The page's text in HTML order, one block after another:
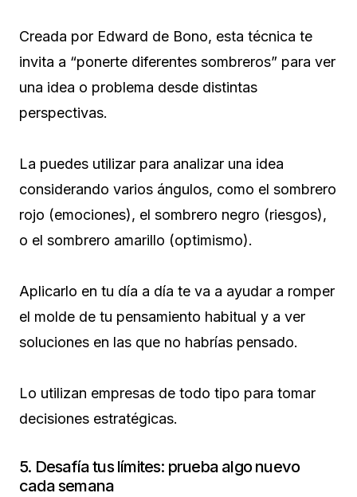
Creada por Edward de Bono, esta técnica te
invita a “ponerte diferentes sombreros” para ver
una idea o problema desde distintas
perspectivas.
La puedes utilizar para analizar una idea
considerando varios ángulos, como el sombrero
rojo (emociones), el sombrero negro (riesgos),
o el sombrero amarillo (optimismo).
Aplicarlo en tu día a día te va a ayudar a romper
el molde de tu pensamiento habitual y a ver
soluciones en las que no habrías pensado.
Lo utilizan empresas de todo tipo para tomar
decisiones estratégicas.
5. Desafía tus límites: prueba algo nuevo
cada semana